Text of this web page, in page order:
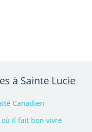
à Sainte Lucie
Canadien
il fait bon vivre